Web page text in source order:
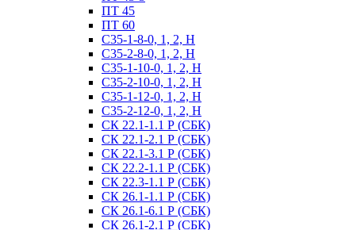
ПТ 45
ПТ 60
С35-1-8-0, 1, 2, Н
С35-2-8-0, 1, 2, Н
С35-1-10-0, 1, 2, Н
С35-2-10-0, 1, 2, Н
С35-1-12-0, 1, 2, Н
С35-2-12-0, 1, 2, Н
СК 22.1-1.1 Р (СБК)
СК 22.1-2.1 Р (СБК)
СК 22.1-3.1 Р (СБК)
СК 22.2-1.1 Р (СБК)
СК 22.3-1.1 Р (СБК)
СК 26.1-1.1 Р (СБК)
СК 26.1-6.1 Р (СБК)
СК 26.1-2.1 Р (СБК)